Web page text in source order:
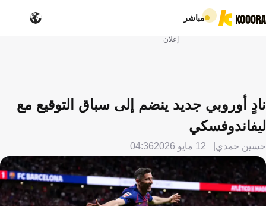
مباشر
إعلان
نادٍ أوروبي جديد ينضم إلى سباق التوقيع مع
ليفاندوفسكي
حسين حمدي 12 مايو 2026 04:36